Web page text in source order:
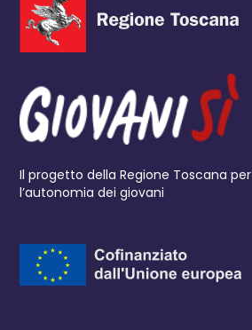
Il progetto della Regione Toscana per
l’autonomia dei giovani